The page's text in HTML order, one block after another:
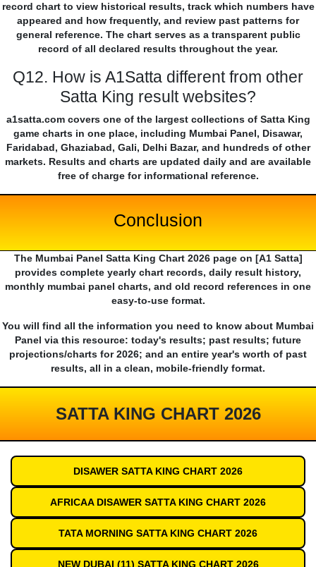
record chart to view historical results, track which numbers have
appeared and how frequently, and review past patterns for
general reference. The chart serves as a transparent public
record of all declared results throughout the year.
Q12. How is A1Satta different from other
Satta King result websites?
a1satta.com covers one of the largest collections of Satta King
game charts in one place, including Mumbai Panel, Disawar,
Faridabad, Ghaziabad, Gali, Delhi Bazar, and hundreds of other
markets. Results and charts are updated daily and are available
free of charge for informational reference.
Conclusion
The Mumbai Panel Satta King Chart 2026 page on [A1 Satta]
provides complete yearly chart records, daily result history,
monthly mumbai panel charts, and old record references in one
easy-to-use format.
You will find all the information you need to know about Mumbai
Panel via this resource: today's results; past results; future
projections/charts for 2026; and an entire year's worth of past
results, all in a clean, mobile-friendly format.
SATTA KING CHART 2026
DISAWER SATTA KING CHART 2026
AFRICAA DISAWER SATTA KING CHART 2026
TATA MORNING SATTA KING CHART 2026
NEW DUBAI (11) SATTA KING CHART 2026